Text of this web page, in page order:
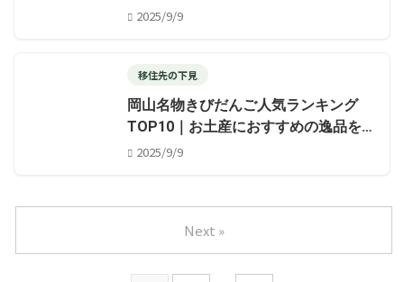
2025/9/9
移住先の下見
岡山名物きびだんご人気ランキング
TOP10｜お土産におすすめの逸品を徹
底紹介
2025/9/9
Next »